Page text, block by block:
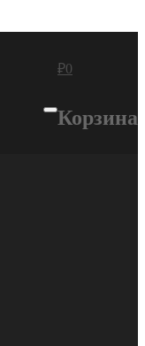
₽0
Корзина